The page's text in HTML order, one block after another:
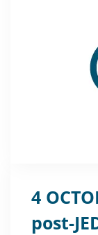
4
post-